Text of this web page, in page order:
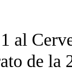
al
de la